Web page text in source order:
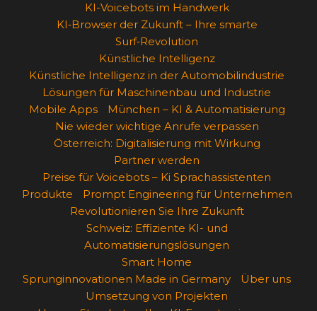
KI-Voicebots im Handwerk
KI‑Browser der Zukunft – Ihre smarte
Surf‑Revolution
Künstliche Intelligenz
Künstliche Intelligenz in der Automobilindustrie
Lösungen für Maschinenbau und Industrie
Mobile Apps
München – KI & Automatisierung
Nie wieder wichtige Anrufe verpassen
Österreich: Digitalisierung mit Wirkung
Partner werden
Preise für Voicebots – Ki Sprachassistenten
Produkte
Prompt Engineering für Unternehmen
Revolutionieren Sie Ihre Zukunft
Schweiz: Effiziente KI- und
Automatisierungslösungen
Smart Home
Sprunginnovationen Made in Germany
Über uns
Umsetzung von Projekten